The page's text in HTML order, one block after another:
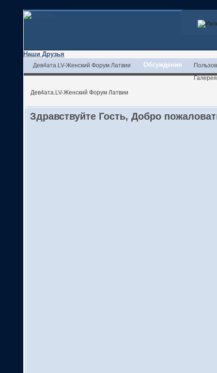
Наши Друзья
Дев4ата.LV-Женский Форум Латвии Обсуждения
Галерея
Дев4ата.LV-Женский Форум Латвии
Здравствуйте Гость, Добро